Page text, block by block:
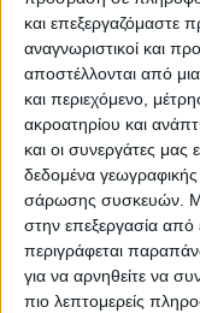
και επεξεργαζόμαστε
αναγνωριστικοί και
αποστέλλονται από μια
και περιεχόμενο,
ακροατηρίου και
και οι συνεργάτες μας
δεδομένα
σάρωσης συσκευών.
στην επεξεργασία
περιγράφεται
για να αρνηθείτε να
πιο λεπτομερείς
πρόσωπα μέσω
-όλων των
καρτών, καθώς και
Οι διασταυρώσεις
Ήδη χιλιάδες
συναλλαγές περνούν
επίκεντρο
επιχειρήσεις, αλλά
κεφαλαίων.